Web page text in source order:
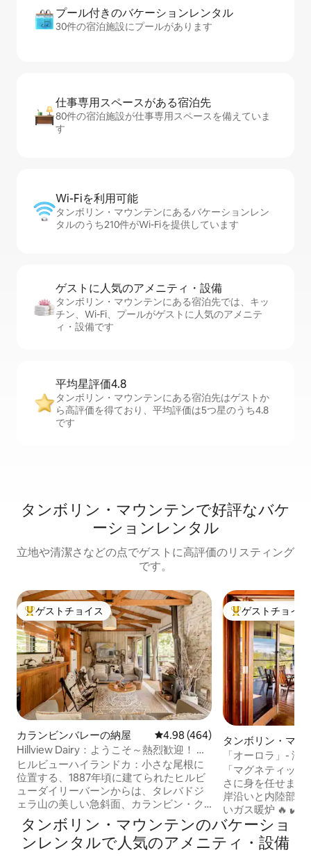
プール付きのバ⁠ケ⁠ー⁠シ⁠ョ⁠ンレ⁠ン⁠タ⁠ル
30件の宿泊施設にプールがあります
仕事専用ス⁠ペ⁠ー⁠スがあ⁠る宿⁠泊⁠先
80件の宿泊施設が仕事専用スペースを備えていま
す
Wi-Fiを利⁠用⁠可⁠能
タンボリン・マウンテンにあるバケーションレン
タルのうち210件がWi-Fiを提供しています
ゲストに人⁠気⁠のア⁠メ⁠ニ⁠テ⁠ィ・設⁠備
タンボリン・マウンテンにある宿泊先では、キッ
チン、Wi-Fi、プールがゲストに人気のアメニテ
ィ・設備です
平均星評価4.8
タンボリン・マウンテンにある宿泊先はゲストか
ら高評価を得ており、平均評価は5つ星のうち4.8
です
タンボリン・マウンテンで好評なバケ
ーションレンタル
立地や清潔さなどの点でゲストに高評価のリスティング
です。
大好評のゲストチョイスです。
ゲストチョイス
カランビンバレーの納屋 レビュー464件、5つ星中4.98つ
4.98 (464)
Hillview Dairy：ようこそ～熱烈歓迎！ ハ
イランド牧場の牛たち
ヒルビューハイランドカ：小さな尾根に
位置する、1887年頃に建てられたヒルビ
ューダイリーバーンからは、タレバドジ
ェラ山の美しい急斜面、カランビン・ク
リーク、農業地帯の谷間の風景が一望で
きます。 🐮 毎日の牛の給餌と 🐴 午後4時
の馬の給餌。 🐓 ニワトリ 🐶 農場の犬
大好評のゲスト
ゲストチョイス
タンボリン・マウ
軒家
「オーロラ」- 海
「マグネティッ
さに身を任せましょう！ ✔️素
岸沿いと内陸部
いガス暖炉 🔥 ✔️
キ 🔆 ✔️絶妙な建
シュなテーマのイ
ク 🖼️ 美しくデザ
タンボリン・マウンテンのバケーショ
ンレンタルで人気のアメニティ・設備